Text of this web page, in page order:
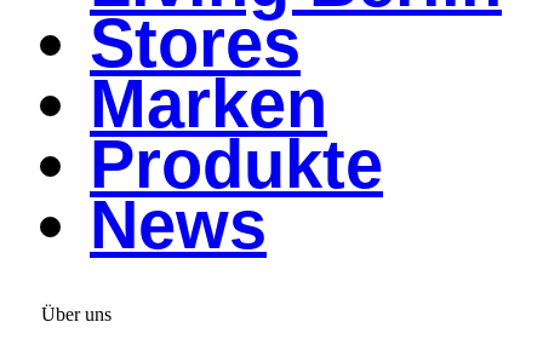
Stores
Marken
Produkte
News
Über uns